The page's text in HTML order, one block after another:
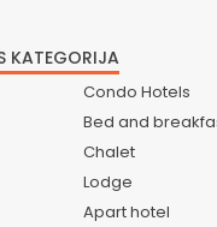
KATEGORIJA
Condo Hotels
Bed and
Chalet
Lodge
Apart hotel